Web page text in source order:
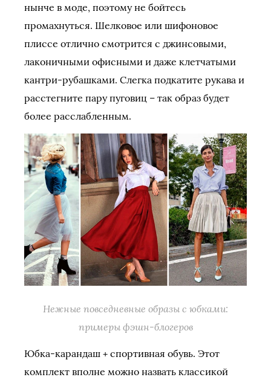
нынче в моде, поэтому не бойтесь
промахнуться. Шелковое или шифоновое
плиссе отлично смотрится с джинсовыми,
лаконичными офисными и даже клетчатыми
кантри-рубашками. Слегка подкатите рукава и
расстегните пару пуговиц – так образ будет
более расслабленным.
Нежные повседневные образы с юбками:
примеры фэшн-блогеров
Юбка-карандаш + спортивная обувь. Этот
комплект вполне можно назвать классикой